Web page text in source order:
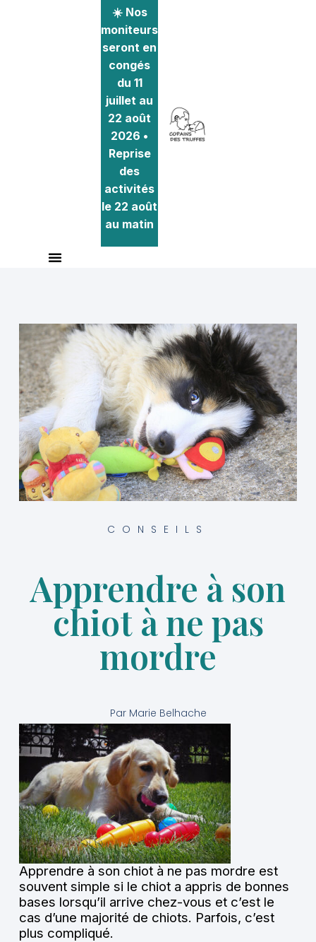
☀️ Nos
moniteurs
seront en
congés
du 11
juillet au
22 août
2026 •
Reprise
des
activités
le 22 août
au matin
CONSEILS
Apprendre à son
chiot à ne pas
mordre
ParMarie Belhache
Apprendre à son chiot à ne pas mordre est
souvent simple si le chiot a appris de bonnes
bases lorsqu’il arrive chez-vous et c’est le
cas d’une majorité de chiots. Parfois, c’est
plus compliqué.